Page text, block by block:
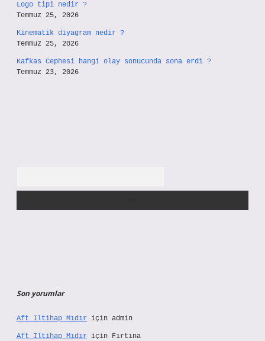
Logo tipi nedir ?
Temmuz 25, 2026
Kinematik diyagram nedir ?
Temmuz 25, 2026
Kafkas Cephesi hangi olay sonucunda sona erdi ?
Temmuz 23, 2026
Son yorumlar
Aft Iltihap Mıdır için admin
Aft Iltihap Mıdır için Fırtına